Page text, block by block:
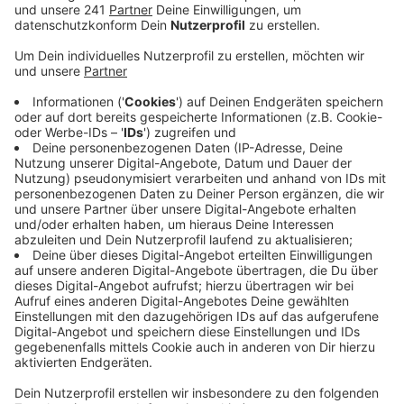
Der Grund für den Rekordwert sei wohl die steigende
Betreuung durch ehrenamtliche Helfer, sagt der
Naturschutzbund NABU. Allerdings wurden die Tiere an
sieben ehemaligen Stellen nicht mehr gesammelt,
unter anderem, weil die betroffene Bundesstraße als
zu gefährlich für die Betreuer eingeschätzt wurde. Zu
Beginn der Krötenwanderung hatte auch die
Kreispolizei Euskirchen auf die Amphibienwanderung
hingewiesen und Strecken genannt, an denen
besondere Vorsicht wichtig sei.
Insgesamt habe es eine unterschiedliche Bilanz in
NRW gegeben. Der Nabu NRW teilte mit, die
Rückmeldungen der Gruppen seien nicht einheitlich.